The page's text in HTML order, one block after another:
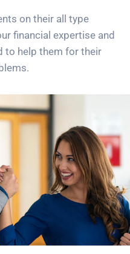
on their all type
financial expertise and
to help them for their